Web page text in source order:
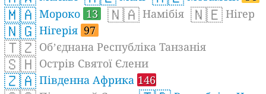
🇲🇦 Мороко 13 🇳🇦 Намібія 🇳🇪 Нігер
🇳🇬 Нігерія 97
🇹🇿 Обʼєднана Республіка Танзанія
🇸🇭 Острів Святої Єлени
🇿🇦 Південна Африка 146